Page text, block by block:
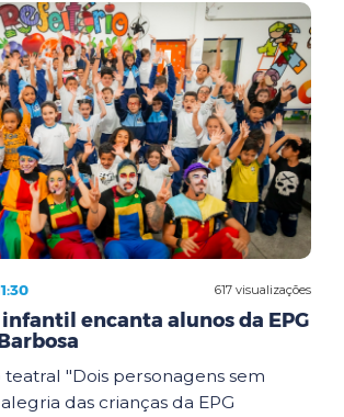
617 visualizações
encanta alunos da EPG
"Dois personagens sem
das crianças da EPG